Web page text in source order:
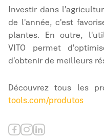
Investir dans
de l'année, c'est
plantes. En outre,
VITO permet
d'obtenir de meilleurs
Découvrez tous les
tools.com/produtos